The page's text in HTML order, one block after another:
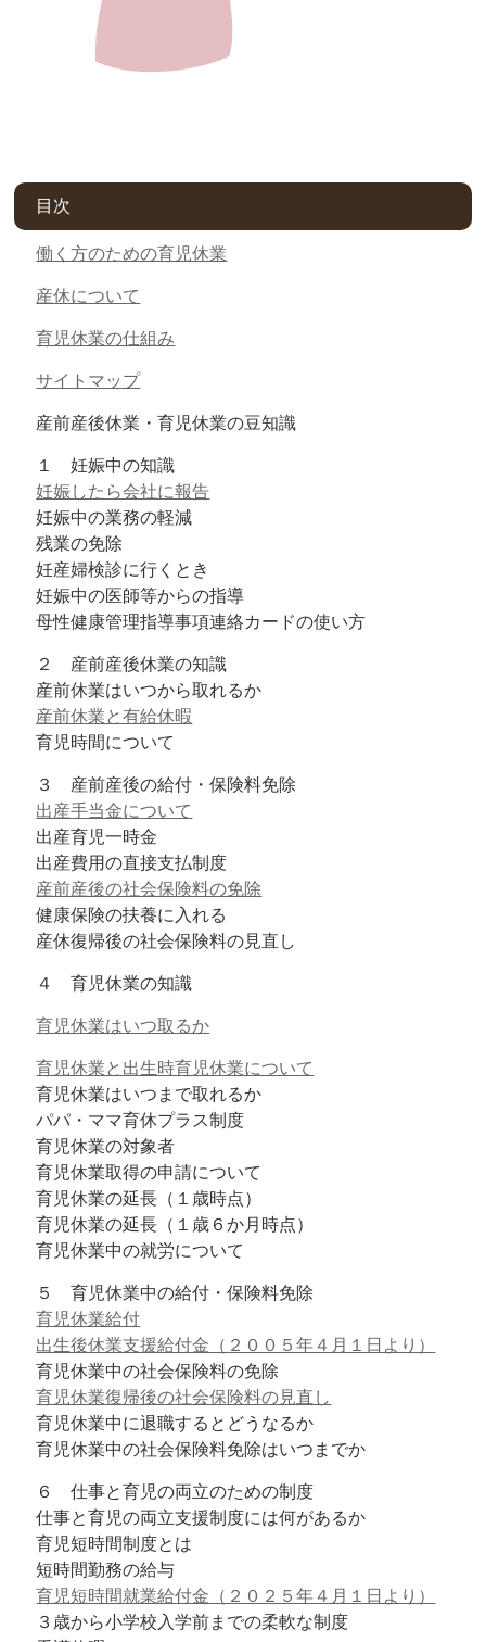
目次
働く方のための育児休業
産休について
育児休業の仕組み
サイトマップ
産前産後休業・育児休業の豆知識
１ 妊娠中の知識
妊娠したら会社に報告
妊娠中の業務の軽減
残業の免除
妊産婦検診に行くとき
妊娠中の医師等からの指導
母性健康管理指導事項連絡カードの使い方
２ 産前産後休業の知識
産前休業はいつから取れるか
産前休業と有給休暇
育児時間について
３ 産前産後の給付・保険料免除
出産手当金について
出産育児一時金
出産費用の直接支払制度
産前産後の社会保険料の免除
健康保険の扶養に入れる
産休復帰後の社会保険料の見直し
４ 育児休業の知識
育児休業はいつ取るか
育児休業と出生時育児休業について
育児休業はいつまで取れるか
パパ・ママ育休プラス制度
育児休業の対象者
育児休業取得の申請について
育児休業の延長（１歳時点）
育児休業の延長（１歳６か月時点）
育児休業中の就労について
５ 育児休業中の給付・保険料免除
育児休業給付
出生後休業支援給付金（２００５年４月１日より）
育児休業中の社会保険料の免除
育児休業復帰後の社会保険料の見直し
育児休業中に退職するとどうなるか
育児休業中の社会保険料免除はいつまでか
６ 仕事と育児の両立のための制度
仕事と育児の両立支援制度には何があるか
育児短時間制度とは
短時間勤務の給与
育児短時間就業給付金（２０２５年４月１日より）
３歳から小学校入学前までの柔軟な制度